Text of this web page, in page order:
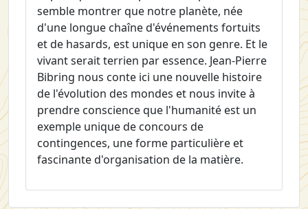
semble montrer que notre planète, née
d'une longue chaîne d'événements fortuits
et de hasards, est unique en son genre. Et le
vivant serait terrien par essence. Jean-Pierre
Bibring nous conte ici une nouvelle histoire
de l'évolution des mondes et nous invite à
prendre conscience que l'humanité est un
exemple unique de concours de
contingences, une forme particulière et
fascinante d'organisation de la matière.